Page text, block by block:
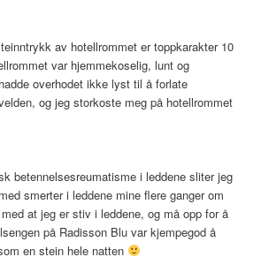
av hotellrommet er toppkarakter 10
var hjemmekoselig, lunt og
overhodet ikke lyst til å forlate
og jeg storkoste meg på hotellrommet
betennelsesreumatisme i leddene sliter jeg
smerter i leddene mine flere ganger om
at jeg er stiv i leddene, og må opp for å
på Radisson Blu var kjempegod å
en stein hele natten